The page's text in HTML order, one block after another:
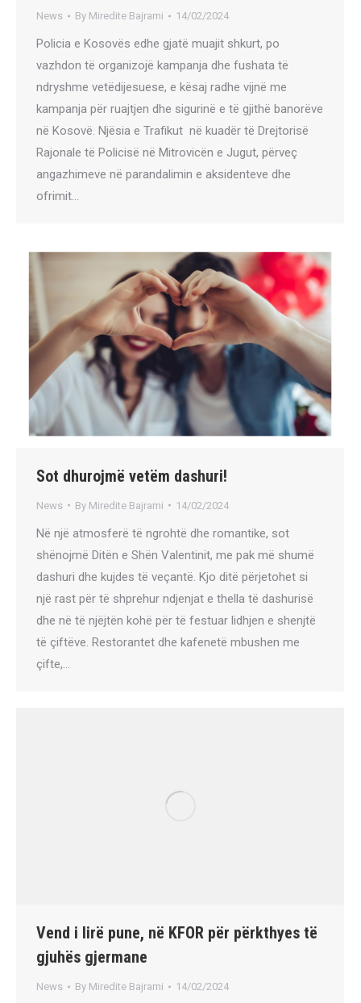
News By Miredite Bajrami 14/02/2024
Policia e Kosovës edhe gjatë muajit shkurt, po
vazhdon të organizojë kampanja dhe fushata të
ndryshme vetëdijesuese, e kësaj radhe vijnë me
kampanja për ruajtjen dhe sigurinë e të gjithë banorëve
në Kosovë. Njësia e Trafikut në kuadër të Drejtorisë
Rajonale të Policisë në Mitrovicën e Jugut, përveç
angazhimeve në parandalimin e aksidenteve dhe
ofrimit…
Sot dhurojmë vetëm dashuri!
News By Miredite Bajrami 14/02/2024
Në një atmosferë të ngrohtë dhe romantike, sot
shënojmë Ditën e Shën Valentinit, me pak më shumë
dashuri dhe kujdes të veçantë. Kjo ditë përjetohet si
një rast për të shprehur ndjenjat e thella të dashurisë
dhe në të njëjtën kohë për të festuar lidhjen e shenjtë
të çiftëve. Restorantet dhe kafenetë mbushen me
çifte,…
Vend i lirë pune, në KFOR për përkthyes të
gjuhës gjermane
News By Miredite Bajrami 14/02/2024